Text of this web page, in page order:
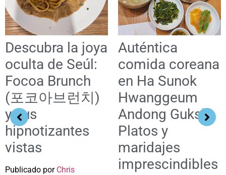
Descubra la joya
oculta de Seúl:
Focoa Brunch
(포코아브런치)
y sus
hipnotizantes
vistas
Publicado por Chris
Auténtica
comida coreana
en Ha Sunok
Hwanggeum
Andong Guksi:
Platos y
maridajes
imprescindibles